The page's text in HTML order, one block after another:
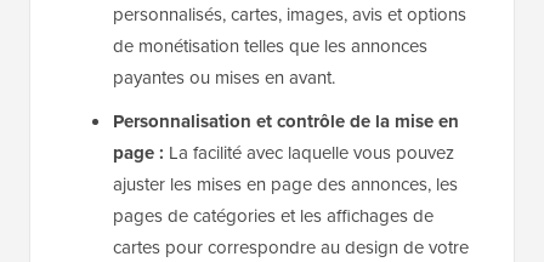
personnalisés, cartes, images, avis et options
de monétisation telles que les annonces
payantes ou mises en avant.
Personnalisation et contrôle de la mise en
page : La facilité avec laquelle vous pouvez
ajuster les mises en page des annonces, les
pages de catégories et les affichages de
cartes pour correspondre au design de votre